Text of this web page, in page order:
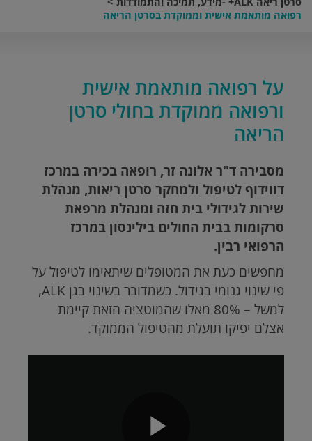
רפואה מותאמת אישית וממוקדת בסרטן הריאה
על רפואה מותאמת אישית
ורפואה ממוקדת בחולי סרטן
הריאה
מסבירה ד"ר אלונה זר, רופאה בכירה במרכז
דווידוף לטיפול ולמחקר סרטן ריאות, מנהלת
שירות לגידולי בית חזה ומנהלת מרפאת
סרקומות בבית החולים בילינסון במרכז
הרפואי רבין.
מחפשים כעת את המטופלים שיתאימו לטיפול על
פי שינוי גנומי בגידול. כשמדובר בשינוי בגן ALK,
למשל – 80% מאלו שהמוטציה הזאת קיימת
אצלם יפיקו תועלת מהטיפול הממוקד.